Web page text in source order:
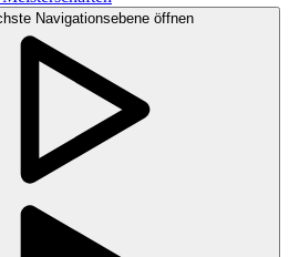
Navigationsebene öffnen